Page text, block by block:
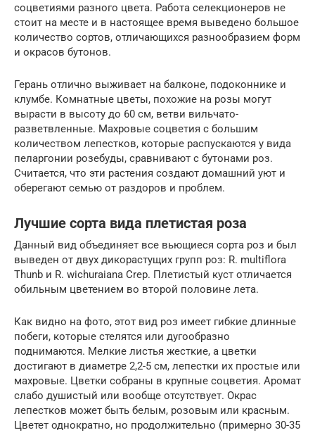
соцветиями разного цвета. Работа селекционеров не
стоит на месте и в настоящее время выведено большое
количество сортов, отличающихся разнообразием форм
и окрасов бутонов.
Герань отлично выживает на балконе, подоконнике и
клумбе. Комнатные цветы, похожие на розы могут
вырасти в высоту до 60 см, ветви вильчато-
разветвленные. Махровые соцветия с большим
количеством лепестков, которые распускаются у вида
пеларгонии розебуды, сравнивают с бутонами роз.
Считается, что эти растения создают домашний уют и
оберегают семью от раздоров и проблем.
Лучшие сорта вида плетистая роза
Данный вид объединяет все вьющиеся сорта роз и был
выведен от двух дикорастущих групп роз: R. multiflora
Thunb и R. wichuraiana Crep. Плетистый куст отличается
обильным цветением во второй половине лета.
Как видно на фото, этот вид роз имеет гибкие длинные
побеги, которые стелятся или дугообразно
поднимаются. Мелкие листья жесткие, а цветки
достигают в диаметре 2,2-5 см, лепестки их простые или
махровые. Цветки собраны в крупные соцветия. Аромат
слабо душистый или вообще отсутствует. Окрас
лепестков может быть белым, розовым или красным.
Цветет однократно, но продолжительно (примерно 30-35